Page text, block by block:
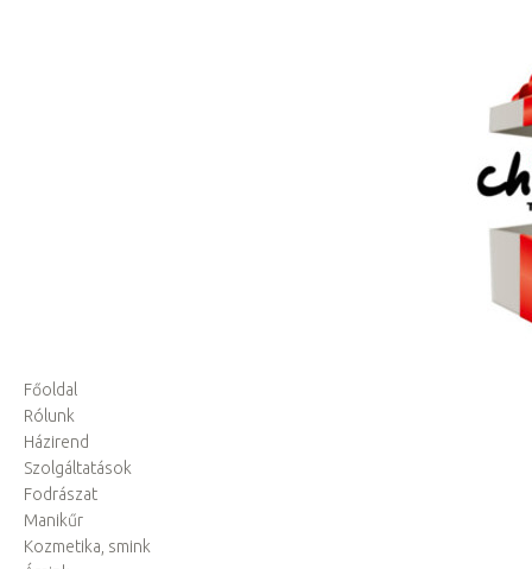
Főoldal
Rólunk
Házirend
Szolgáltatások
Fodrászat
Manikűr
Kozmetika, smink